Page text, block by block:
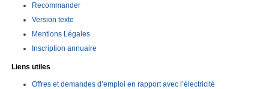
Recommander
Version texte
Mentions Légales
Inscription annuaire
Liens utiles
Offres et demandes d’emploi en rapport avec l’électricité